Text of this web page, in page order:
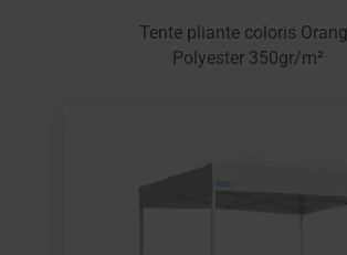
Tente pliante coloris
Polyester 350gr/m²